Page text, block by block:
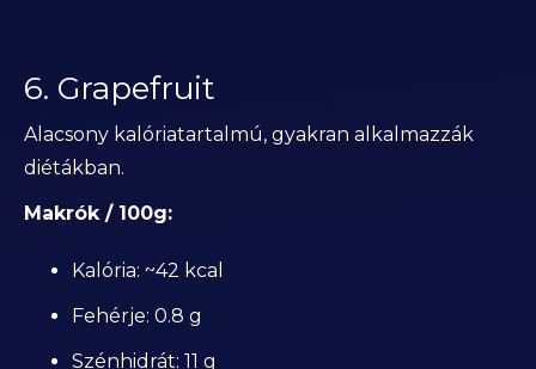
6. Grapefruit
Alacsony kalóriatartalmú, gyakran alkalmazzák
diétákban.
Makrók / 100g:
Kalória: ~42 kcal
Fehérje: 0.8 g
Szénhidrát: 11 g